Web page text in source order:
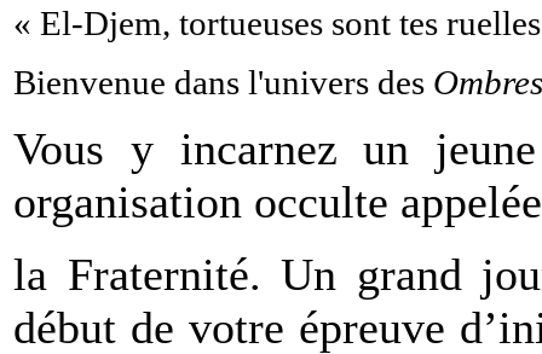
« El-Djem, tortueuses sont tes
Bienvenue dans l'univers des
Vous y incarnez un
organisation occulte appelée
la Fraternité. Un grand
début de votre épreuve